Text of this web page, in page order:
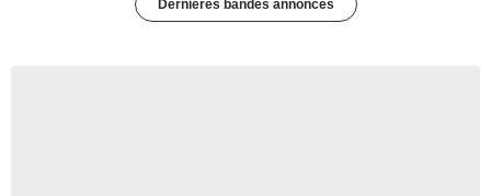
Dernières bandes annonces